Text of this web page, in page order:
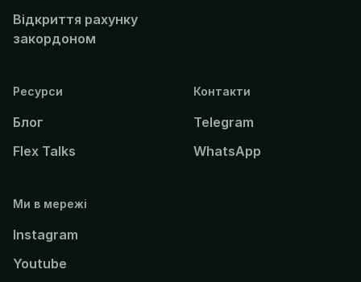
Відкриття рахунку
закордоном
Ресурси
Блог
Flex Talks
Контакти
Telegram
WhatsApp
Ми в мережі
Instagram
Youtube